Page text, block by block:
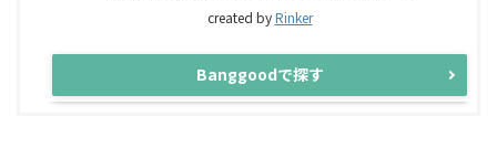
created byRinker
Banggoodで探す